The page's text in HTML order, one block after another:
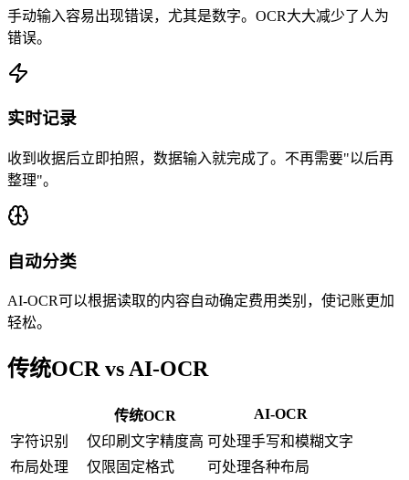
手动输入容易出现错误，尤其是数字。OCR大大减少了人为
错误。
实时记录
收到收据后立即拍照，数据输入就完成了。不再需要"以后再
整理"。
自动分类
AI-OCR可以根据读取的内容自动确定费用类别，使记账更加
轻松。
传统OCR vs AI-OCR
传统OCR
AI-OCR
字符识别
仅印刷文字精度高 可处理手写和模糊文字
布局处理
仅限固定格式
可处理各种布局